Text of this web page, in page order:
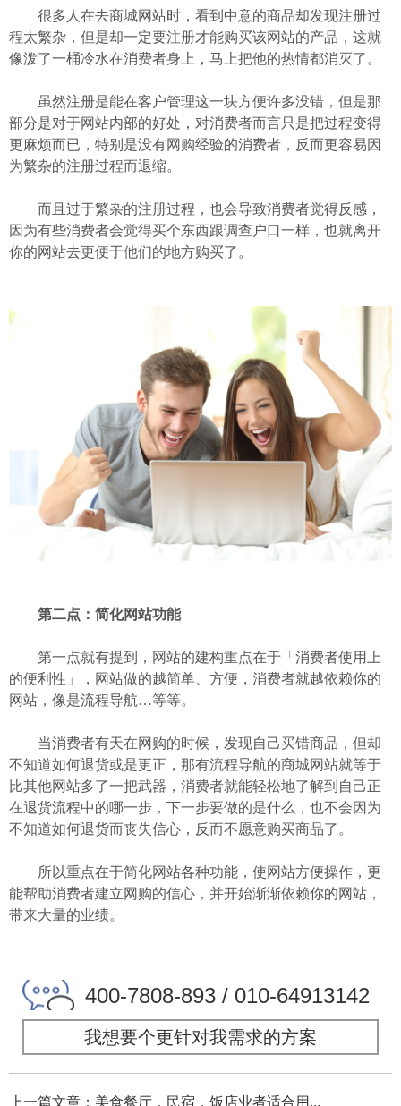
很多人在去商城网站时，看到中意的商品却发现注册过
程太繁杂，但是却一定要注册才能购买该网站的产品，这就
像泼了一桶冷水在消费者身上，马上把他的热情都消灭了。
虽然注册是能在客户管理这一块方便许多没错，但是那
部分是对于网站内部的好处，对消费者而言只是把过程变得
更麻烦而已，特别是没有网购经验的消费者，反而更容易因
为繁杂的注册过程而退缩。
而且过于繁杂的注册过程，也会导致消费者觉得反感，
因为有些消费者会觉得买个东西跟调查户口一样，也就离开
你的网站去更便于他们的地方购买了。
第二点：简化网站功能
第一点就有提到，网站的建构重点在于「消费者使用上
的便利性」，网站做的越简单、方便，消费者就越依赖你的
网站，像是流程导航…等等。
当消费者有天在网购的时候，发现自己买错商品，但却
不知道如何退货或是更正，那有流程导航的商城网站就等于
比其他网站多了一把武器，消费者就能轻松地了解到自己正
在退货流程中的哪一步，下一步要做的是什么，也不会因为
不知道如何退货而丧失信心，反而不愿意购买商品了。
所以重点在于简化网站各种功能，使网站方便操作，更
能帮助消费者建立网购的信心，并开始渐渐依赖你的网站，
带来大量的业绩。
400-7808-893 / 010-64913142
我想要个更针对我需求的方案
上一篇文章：美食餐厅，民宿，饭店业者适合用...